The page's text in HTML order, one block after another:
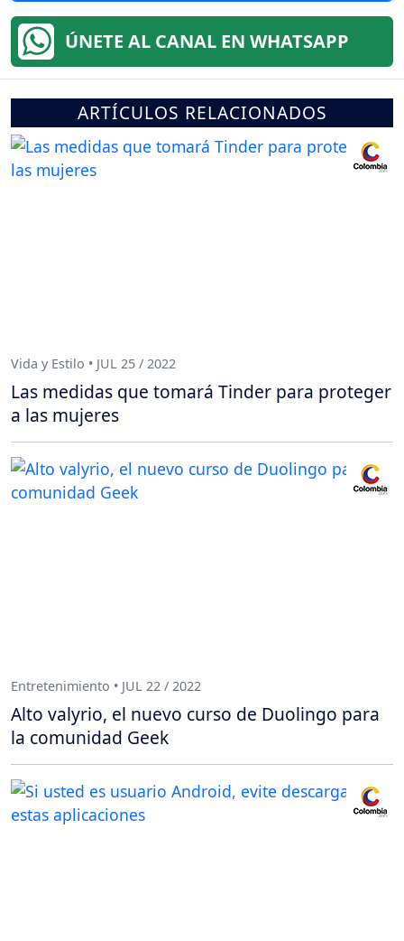
ÚNETE AL CANAL EN WHATSAPP
ARTÍCULOS RELACIONADOS
Vida y Estilo • JUL 25 / 2022
Las medidas que tomará Tinder para proteger
a las mujeres
Entretenimiento • JUL 22 / 2022
Alto valyrio, el nuevo curso de Duolingo para
la comunidad Geek